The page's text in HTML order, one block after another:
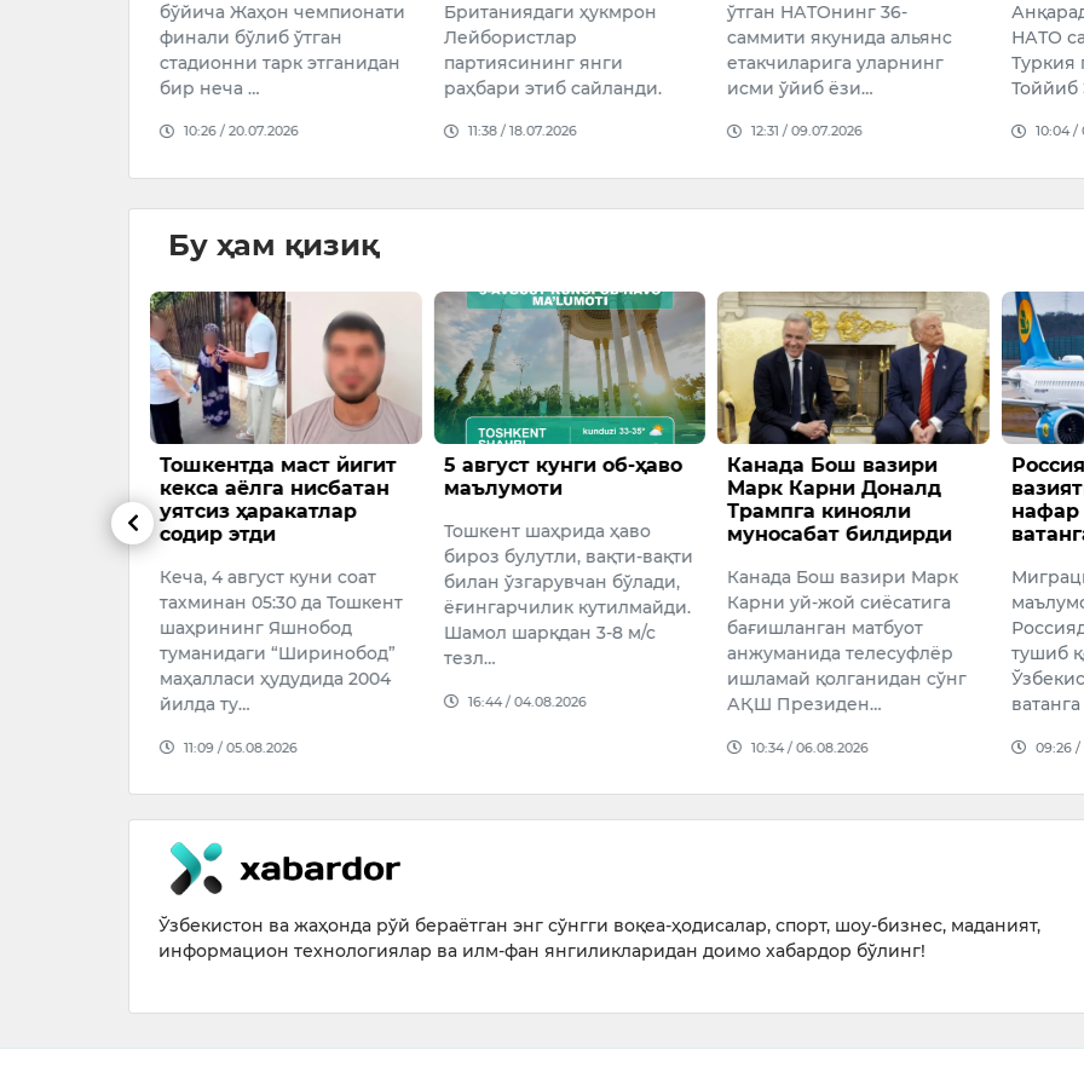
чемпионати
Британиядаги ҳукмрон
Лейбористлар
партиясининг янги
раҳбари этиб сайланди.
11:38 / 18.07.2026
ўтган НАТОнинг 36-
саммити якунида альянс
етакчиларига уларнинг
исми ўйиб ёзи…
12:31 / 09.07.2026
Анқарада бўлиб ўтаётган
НАТО саммити доирасида
Туркия президенти Ражаб
Тоййиб Эрдўға…
10:04 / 08.07.2026
Бу ҳам қизиқ
Тошкентда маст йигит
кекса аёлга нисбатан
уятсиз ҳаракатлар
содир этди
Кеча, 4 август куни соат
тахминан 05:30 да Тошкент
шаҳрининг Яшнобод
туманидаги “Ширинобод”
маҳалласи ҳудудида 2004
йилда ту…
11:09 / 05.08.2026
5 август кунги об-ҳаво
маълумоти
Тошкент шаҳрида ҳаво
бироз булутли, вақти-вақти
билан ўзгарувчан бўлади,
ёғингарчилик кутилмайди.
Шамол шарқдан 3-8 м/с
тезл…
16:44 / 04.08.2026
Канада Бош вазири
Марк Карни Доналд
Трампга кинояли
муносабат билдирди
Канада Бош вазири Марк
Карни уй-жой сиёсатига
бағишланган матбуот
анжуманида телесуфлёр
ишламай қолганидан сўнг
АҚШ Президен…
10:34 / 06.08.2026
Россияда
вазиятга
нафар
ватанга
Миграция
Россияда
тушиб
ватанга
09:26 /
Ўзбекистон ва жаҳонда рўй бераётган энг сўнгги воқеа-ҳодисалар, спорт, шоу-бизнес, маданият,
информацион технологиялар ва илм-фан янгиликларидан доимо хабардор бўлинг!